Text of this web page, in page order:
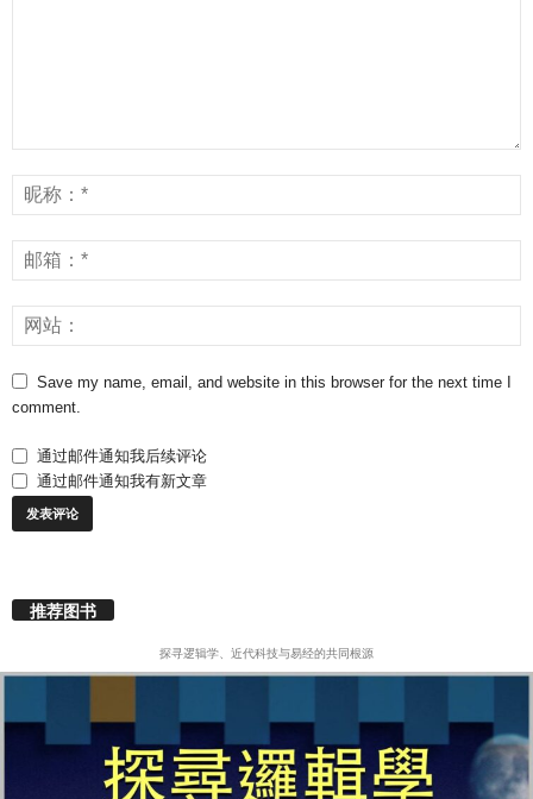
Save my name, email, and website in this browser for the next time I
comment.
通过邮件通知我后续评论
通过邮件通知我有新文章
推荐图书
探寻逻辑学、近代科技与易经的共同根源